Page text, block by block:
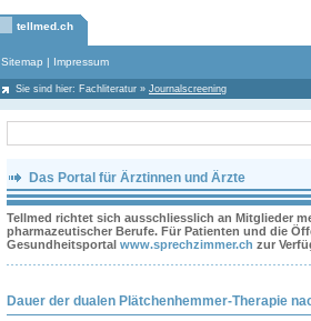
tellmed.ch
Sitemap | Impressum
Sie sind hier: Fachliteratur » Journalscreening
Das Portal für Ärztinnen und Ärzte
Tellmed richtet sich ausschliesslich an Mitglieder
pharmazeutischer Berufe. Für Patienten und die
Gesundheitsportal www.sprechzimmer.ch zur
Dauer der dualen Plätchenhemmer-Therapie